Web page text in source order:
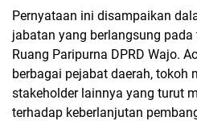
Pernyataan ini disampaikan
jabatan yang berlangsung
Ruang Paripurna DPRD Wajo.
berbagai pejabat daerah, tokoh
stakeholder lainnya yang turut
terhadap keberlanjutan